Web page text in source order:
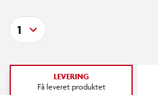
1
LEVERING
Få leveret produktet